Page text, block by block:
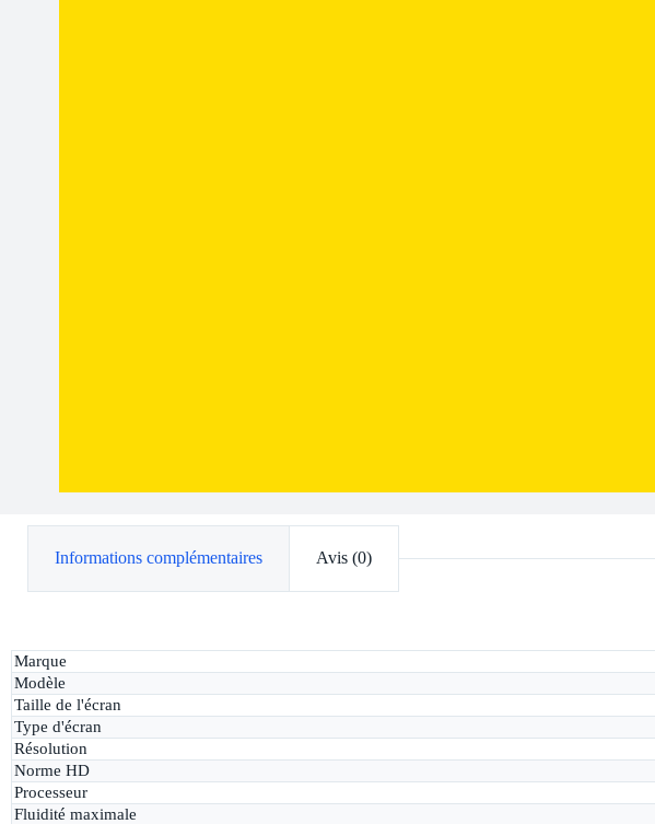
Informations complémentaires Avis (0)
Marque
Modèle
Taille de l'écran
Type d'écran
Résolution
Norme HD
Processeur
Fluidité maximale